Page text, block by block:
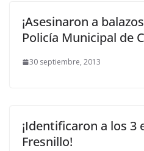
¡Asesinaron a
Policía Municipal de
30 septiembre, 2013
¡Identificaron a los 3
Fresnillo!